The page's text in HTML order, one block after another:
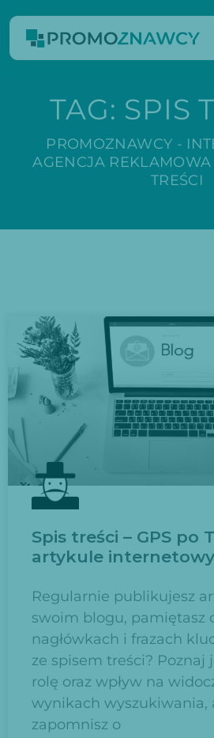
TAG: SPIS
PROMOZNAWCY -
AGENCJA REKLAMOWA
TREŚCI
Spis treści – GPS po
artykule
Regularnie publikujesz
swoim blogu, pamiętasz
nagłówkach i frazach
ze spisem treści? Poznaj
rolę oraz wpływ na
wynikach wyszukiwania,
zapomnisz o